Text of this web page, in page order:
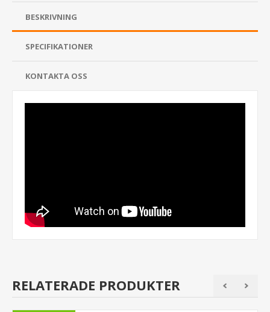
BESKRIVNING
SPECIFIKATIONER
KONTAKTA OSS
RELATERADE PRODUKTER